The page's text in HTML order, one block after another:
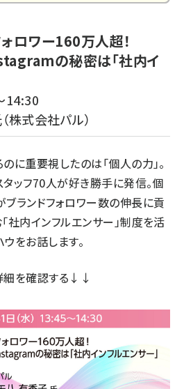
ロワー160万人超！
の秘密は「社内イ
14:30
株式会社パル）
に重要視したのは「個人の力」。
ッフ70人が好き勝手に発信。個
ランドフォロワー数の伸長に貢
社内インフルエンサー」制度を活
をお話します。
細を確認する↓↓